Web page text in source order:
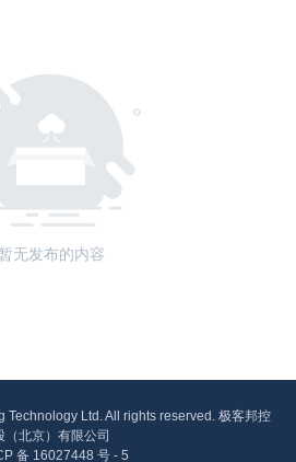
无发布的内容
Ltd. All rights reserved. 极客邦控
（北京）有限公司
备 16027448 号 - 5